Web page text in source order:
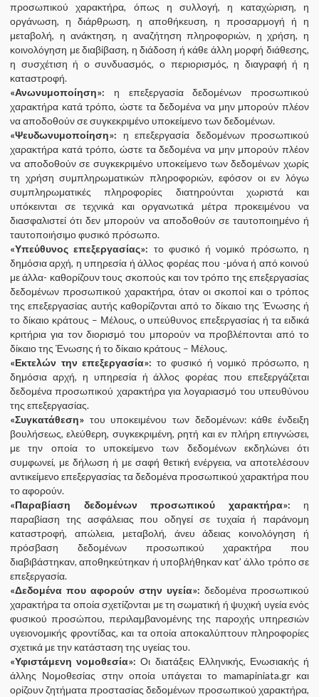
προσωπικού χαρακτήρα, όπως η συλλογή, η καταχώριση, η
οργάνωση, η διάρθρωση, η αποθήκευση, η προσαρμογή ή η
μεταβολή, η ανάκτηση, η αναζήτηση πληροφοριών, η χρήση, η
κοινολόγηση με διαβίβαση, η διάδοση ή κάθε άλλη μορφή διάθεσης,
η συσχέτιση ή ο συνδυασμός, ο περιορισμός, η διαγραφή ή η
καταστροφή.
«Ανωνυμοποίηση»: η επεξεργασία δεδομένων προσωπικού
χαρακτήρα κατά τρόπο, ώστε τα δεδομένα να μην μπορούν πλέον
να αποδοθούν σε συγκεκριμένο υποκείμενο των δεδομένων.
«Ψευδωνυμοποίηση»: η επεξεργασία δεδομένων προσωπικού
χαρακτήρα κατά τρόπο, ώστε τα δεδομένα να μην μπορούν πλέον
να αποδοθούν σε συγκεκριμένο υποκείμενο των δεδομένων χωρίς
τη χρήση συμπληρωματικών πληροφοριών, εφόσον οι εν λόγω
συμπληρωματικές πληροφορίες διατηρούνται χωριστά και
υπόκεινται σε τεχνικά και οργανωτικά μέτρα προκειμένου να
διασφαλιστεί ότι δεν μπορούν να αποδοθούν σε ταυτοποιημένο ή
ταυτοποιήσιμο φυσικό πρόσωπο.
«Υπεύθυνος επεξεργασίας»: το φυσικό ή νομικό πρόσωπο, η
δημόσια αρχή, η υπηρεσία ή άλλος φορέας που -μόνα ή από κοινού
με άλλα- καθορίζουν τους σκοπούς και τον τρόπο της επεξεργασίας
δεδομένων προσωπικού χαρακτήρα, όταν οι σκοποί και ο τρόπος
της επεξεργασίας αυτής καθορίζονται από το δίκαιο της Ένωσης ή
το δίκαιο κράτους – Μέλους, ο υπεύθυνος επεξεργασίας ή τα ειδικά
κριτήρια για τον διορισμό του μπορούν να προβλέπονται από το
δίκαιο της Ένωσης ή το δίκαιο κράτους – Μέλους.
«Εκτελών την επεξεργασία»: το φυσικό ή νομικό πρόσωπο, η
δημόσια αρχή, η υπηρεσία ή άλλος φορέας που επεξεργάζεται
δεδομένα προσωπικού χαρακτήρα για λογαριασμό του υπευθύνου
της επεξεργασίας.
«Συγκατάθεση» του υποκειμένου των δεδομένων: κάθε ένδειξη
βουλήσεως, ελεύθερη, συγκεκριμένη, ρητή και εν πλήρη επιγνώσει,
με την οποία το υποκείμενο των δεδομένων εκδηλώνει ότι
συμφωνεί, με δήλωση ή με σαφή θετική ενέργεια, να αποτελέσουν
αντικείμενο επεξεργασίας τα δεδομένα προσωπικού χαρακτήρα που
το αφορούν.
«Παραβίαση δεδομένων προσωπικού χαρακτήρα»: η
παραβίαση της ασφάλειας που οδηγεί σε τυχαία ή παράνομη
καταστροφή, απώλεια, μεταβολή, άνευ άδειας κοινολόγηση ή
πρόσβαση δεδομένων προσωπικού χαρακτήρα που
διαβιβάστηκαν, αποθηκεύτηκαν ή υποβλήθηκαν κατ’ άλλο τρόπο σε
επεξεργασία.
«Δεδομένα που αφορούν στην υγεία»: δεδομένα προσωπικού
χαρακτήρα τα οποία σχετίζονται με τη σωματική ή ψυχική υγεία ενός
φυσικού προσώπου, περιλαμβανομένης της παροχής υπηρεσιών
υγειονομικής φροντίδας, και τα οποία αποκαλύπτουν πληροφορίες
σχετικά με την κατάσταση της υγείας του.
«Υφιστάμενη νομοθεσία»:Οι διατάξεις Ελληνικής, Ενωσιακής ή
άλλης Νομοθεσίας στην οποία υπάγεται το mamapiniata.gr και
ορίζουν ζητήματα προστασίας δεδομένων προσωπικού χαρακτήρα,